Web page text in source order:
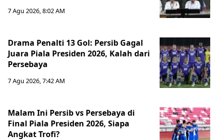
7 Agu 2026, 8:02 AM
Drama Penalti 13 Gol: Persib Gagal
Juara Piala Presiden 2026, Kalah dari
Persebaya
7 Agu 2026, 7:42 AM
Malam Ini Persib vs Persebaya di
Final Piala Presiden 2026, Siapa
Angkat Trofi?